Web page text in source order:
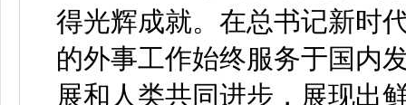
得光辉成就。在总书记新时
的外事工作始终服务于国内
展和人类共同进步，展现出